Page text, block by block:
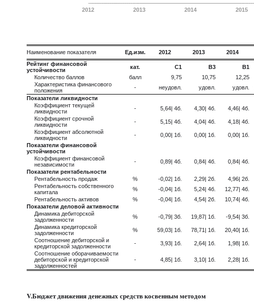
2012 2013 2014 2015
Наименование показателя Ед.изм. 2012 2013 2014
Рейтинг финансовой
устойчивости
кат. C1 B3 B1
Количество баллов
балл 9,75 10,75 12,25
Характеристика финансового
положения
- неудовл. удовл. удовл.
Показатели ликвидности
Коэффициент текущей
ликвидности
- 5,64| 4б. 4,30| 4б. 4,46| 4б.
Коэффициент срочной
ликвидности
- 5,15| 4б. 4,04| 4б. 4,18| 4б.
Коэффициент абсолютной
ликвидности
- 0,00| 1б. 0,00| 1б. 0,00| 1б.
Показатели финансовой
устойчивости
Коэффициент финансовой
независимости
- 0,89| 4б. 0,84| 4б. 0,84| 4б.
Показатели рентабельности
Рентабельность продаж
% -0,02| 1б. 2,29| 2б. 4,96| 2б.
Рентабельность собственного
капитала
% -0,04| 1б. 5,24| 4б. 12,77| 4б.
Рентабельность активов
% -0,04| 1б. 4,54| 2б. 10,74| 4б.
Показатели деловой активности
Динамика дебиторской
задолженности
% -0,79| 3б. 19,87| 1б. -9,54| 3б.
Динамика кредиторской
задолженности
% 59,03| 1б. 78,71| 1б. 20,40| 1б.
Соотношение дебиторской и
кредиторской задолженности
- 3,93| 1б. 2,64| 1б. 1,98| 1б.
Соотношение оборачиваемости
дебиторской и кредиторской
задолженностей
- 4,85| 1б. 3,10| 1б. 2,28| 1б.
V.Бюджет движения денежных средств косвенным методом